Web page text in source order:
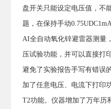
盘开关只能设定电压值，不
题，在保持手动
AI全自动氧化锌避雷器测量
压试验功能，并可以直接打
避免了实验报告手写有错误
加了任意电压、电流下打印
T2功能。仪器增加了万年历